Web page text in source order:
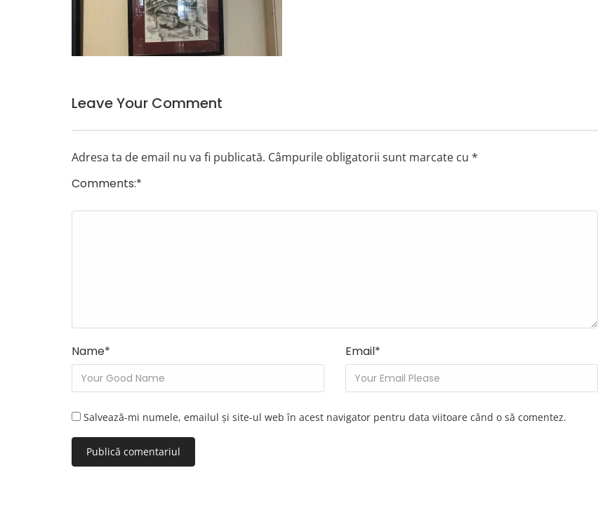
Leave Your Comment
Adresa ta de email nu va fi publicată. Câmpurile obligatorii sunt marcate cu *
Comments:*
Name* Email*
Salvează-mi numele, emailul și site-ul web în acest navigator pentru data viitoare când o să comentez.